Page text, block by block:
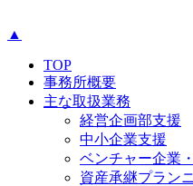
▲
TOP
事務所概要
主な取扱業務
経営企画部支援
中小企業支援
ベンチャー企業
資産承継プラン